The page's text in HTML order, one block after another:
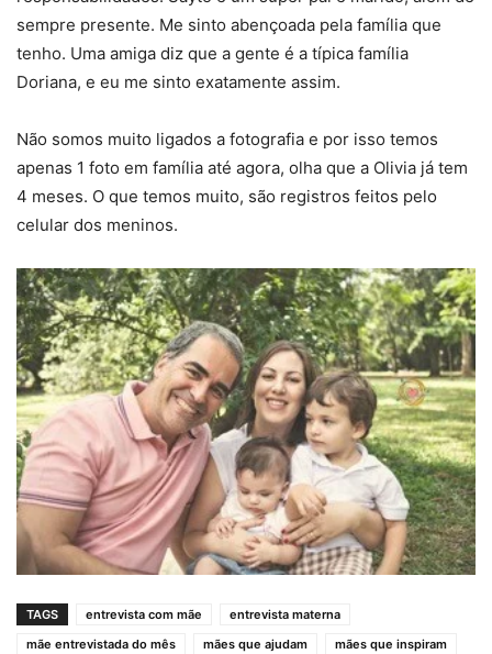
sempre presente. Me sinto abençoada pela família que
tenho. Uma amiga diz que a gente é a típica família
Doriana, e eu me sinto exatamente assim.
Não somos muito ligados a fotografia e por isso temos
apenas 1 foto em família até agora, olha que a Olivia já tem
4 meses. O que temos muito, são registros feitos pelo
celular dos meninos.
TAGS entrevista com mãe
entrevista materna
mãe entrevistada do mês
mães que ajudam mães que inspiram